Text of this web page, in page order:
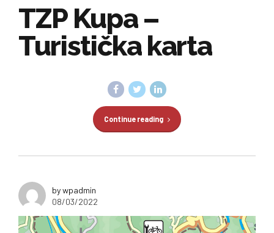
TZP Kupa –
Turistička karta
Continue reading
by wpadmin
08/03/2022